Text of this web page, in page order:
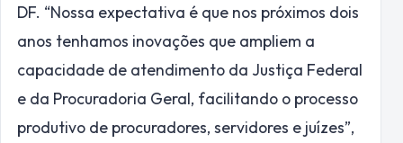
DF. “Nossa expectativa é que nos próximos dois
anos tenhamos inovações que ampliem a
capacidade de atendimento da Justiça Federal
e da Procuradoria Geral, facilitando o processo
produtivo de procuradores, servidores e juízes”,